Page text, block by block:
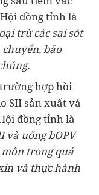
đồng tỉnh là
trừ các sai sót
bảo
hợp hồi
SII sản xuất và
đồng tỉnh là
và uống bOPV
trong quá
và thực hành